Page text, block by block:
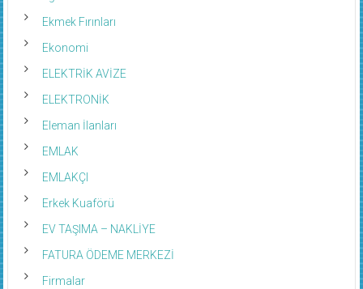
Ekmek Fırınları
Ekonomi
ELEKTRİK AVİZE
ELEKTRONİK
Eleman İlanları
EMLAK
EMLAKÇI
Erkek Kuaförü
EV TAŞIMA – NAKLİYE
FATURA ÖDEME MERKEZİ
Firmalar